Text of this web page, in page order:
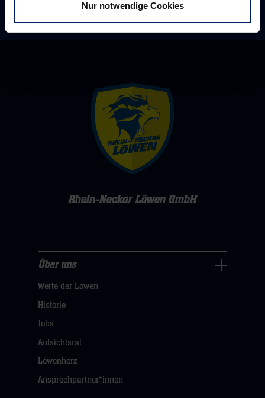
Nur notwendige Cookies
Rhein-Neckar Löwen GmbH
uns
Navigation
öffnen,
hier
Über uns
Werte der Löwen
Historie
Jobs
Aufsichtsrat
Löwenherz
Ansprechpartner*innen